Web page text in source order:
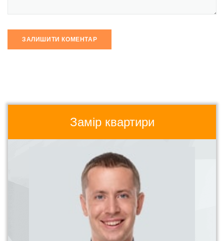
Замір квартири